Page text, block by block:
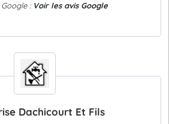
: Voir les avis Google
Dachicourt Et Fils